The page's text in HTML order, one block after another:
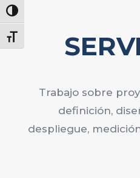
Alternar alto contraste
Alternar tamaño de letra
Trabajo sobre
definición,
despliegue,